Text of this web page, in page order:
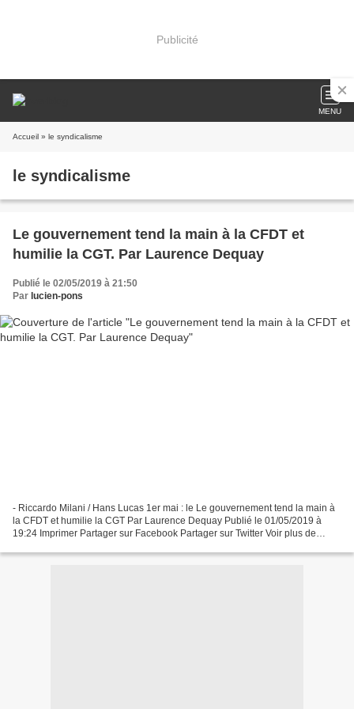
Publicité
MENU
Accueil » le syndicalisme
le syndicalisme
Le gouvernement tend la main à la CFDT et
humilie la CGT. Par Laurence Dequay
Publié le 02/05/2019 à 21:50
Par lucien-pons
- Riccardo Milani / Hans Lucas 1er mai : le Le gouvernement tend la main à
la CFDT et humilie la CGT Par Laurence Dequay Publié le 01/05/2019 à
19:24 Imprimer Partager sur Facebook Partager sur Twitter Voir plus de